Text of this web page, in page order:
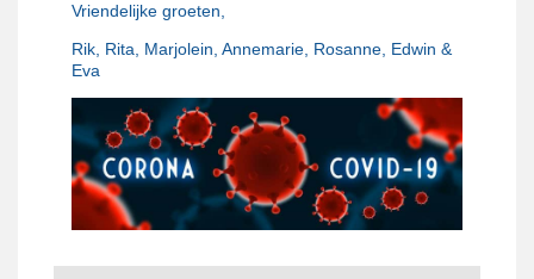
Vriendelijke groeten,
Rik, Rita, Marjolein, Annemarie, Rosanne, Edwin &
Eva